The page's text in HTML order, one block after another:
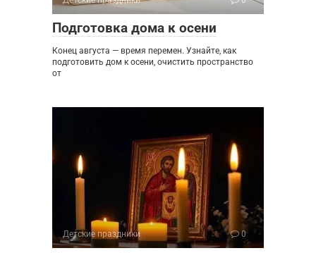
Подготовка дома к осени
Конец августа — время перемен. Узнайте, как
подготовить дом к осени, очистить пространство
от
Детские праздники 0